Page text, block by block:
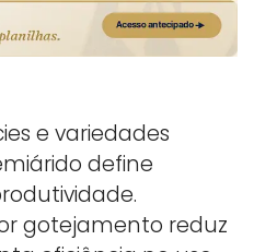
e variedades
define
gotejamento reduz